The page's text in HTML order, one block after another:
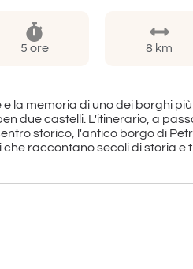
5 ore 8 km
e la memoria di uno dei borghi
due castelli. L'itinerario, a
storico, l'antico borgo di
raccontano secoli di storia e
al castello che domina la
la pausa pranzo (libera,
Savuto, dove sorge un